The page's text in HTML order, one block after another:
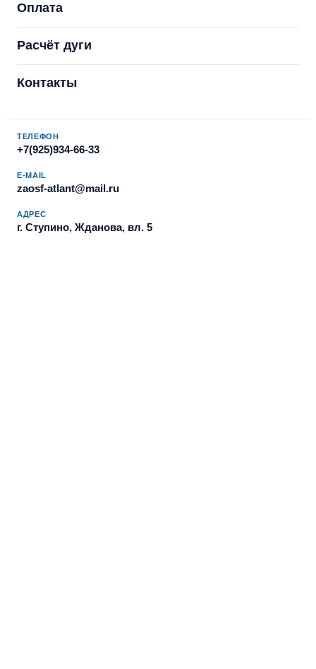
Оплата
Расчёт дуги
Контакты
ТЕЛЕФОН
+7(925)934-66-33
E-MAIL
zaosf-atlant@mail.ru
АДРЕС
г. Ступино, Жданова, вл. 5